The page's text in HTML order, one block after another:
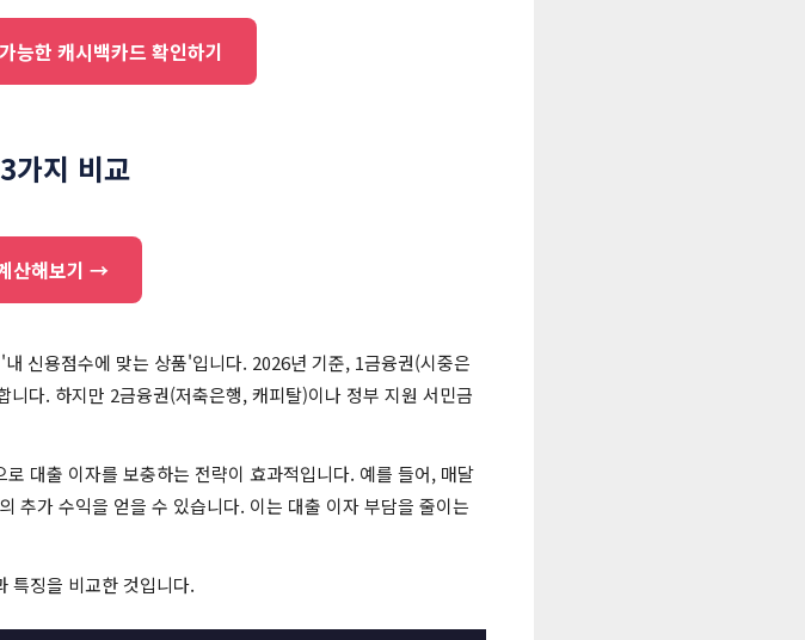
능한 캐시백카드 확인하기
가지 비교
산해보기 →
신용점수에 맞는 상품'입니다. 2026년 기준, 1금융권(시중은
다. 하지만 2금융권(저축은행, 캐피탈)이나 정부 지원 서민금
대출 이자를 보충하는 전략이 효과적입니다. 예를 들어, 매달
추가 수익을 얻을 수 있습니다. 이는 대출 이자 부담을 줄이는
특징을 비교한 것입니다.